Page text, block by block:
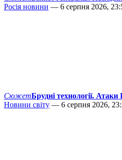
Росія новини — 6 серпня 2026,
СюжетБрудні технології.
Новини світу — 6 серпня 2026,